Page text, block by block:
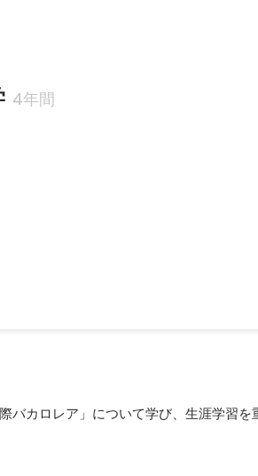
4年間
れ、両立することができたと自負していま
バカロレア」について学び、生涯学習を